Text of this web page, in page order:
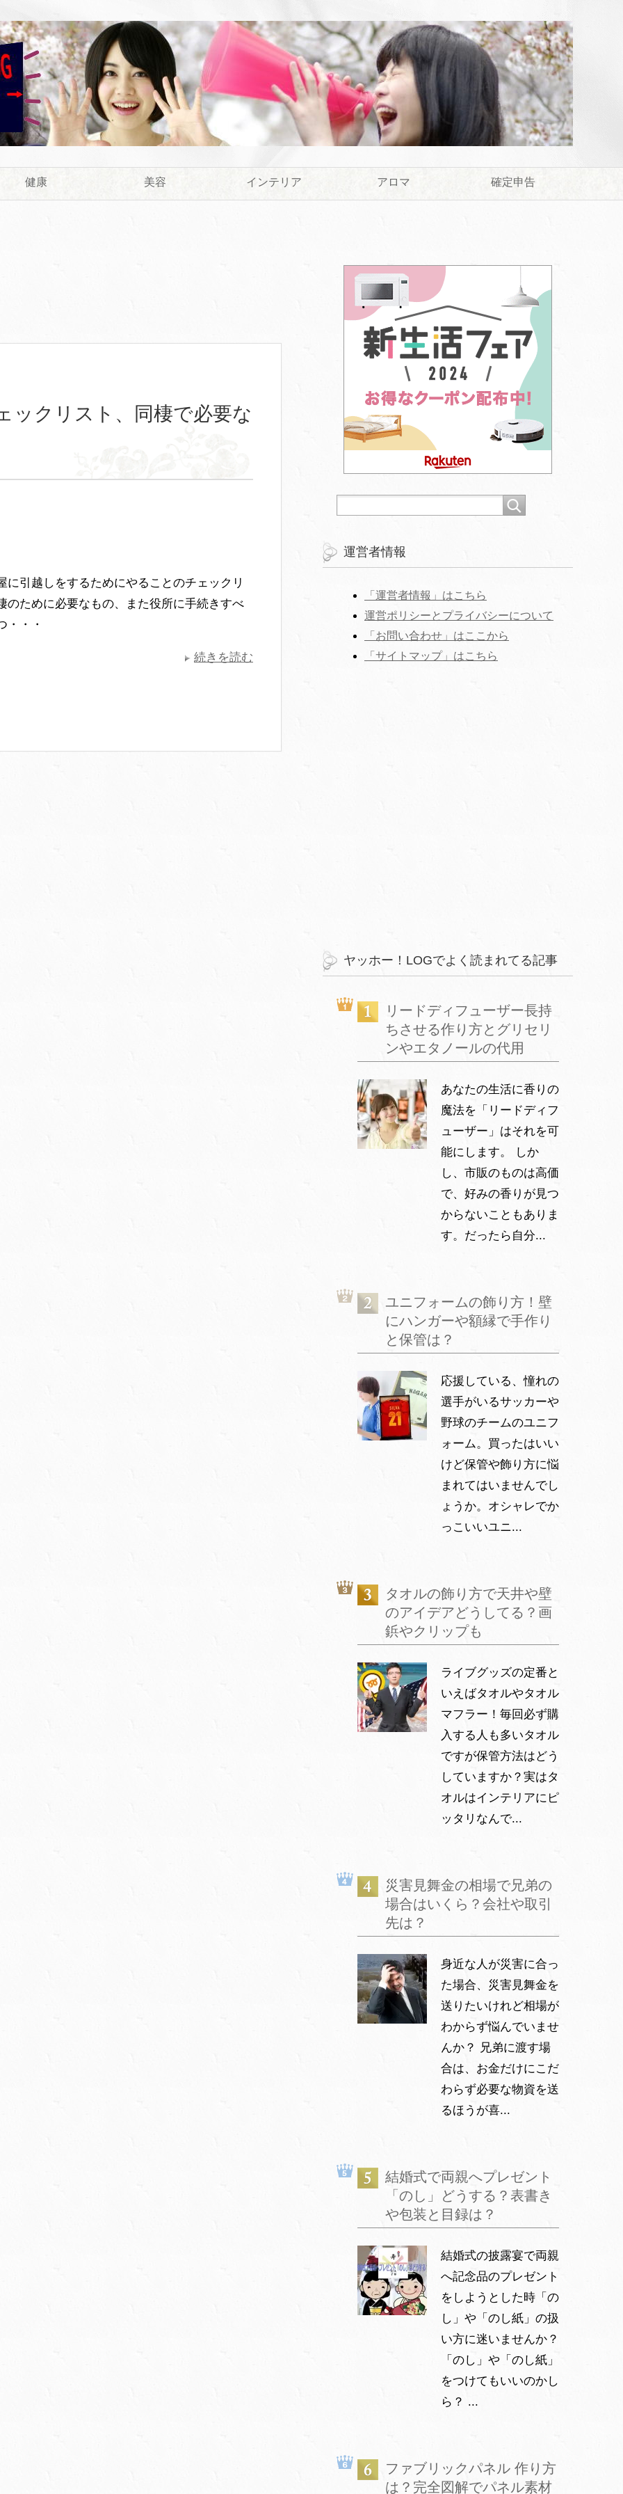
健康 美容 インテリア アロマ 確定申告
ックリスト、同棲で必要な
に引越しをするためにやることのチェックリ
のために必要なもの、また役所に手続きすべ
・・・
続きを読む
運営者情報
「運営者情報」はこちら
運営ポリシーとプライバシーについて
「お問い合わせ」はここから
‎「サイトマップ」はこちら
ヤッホー！LOGでよく読まれてる記事
リードディフューザー長持
ちさせる作り方とグリセリ
ンやエタノールの代用
あなたの生活に香りの
魔法を「リードディフ
ューザー」はそれを可
能にします。 しか
し、市販のものは高価
で、好みの香りが見つ
からないこともありま
す。だったら自分...
ユニフォームの飾り方！壁
にハンガーや額縁で手作り
と保管は？
応援している、憧れの
選手がいるサッカーや
野球のチームのユニフ
ォーム。買ったはいい
けど保管や飾り方に悩
まれてはいませんでし
ょうか。オシャレでか
っこいいユニ...
タオルの飾り方で天井や壁
のアイデアどうしてる？画
鋲やクリップも
ライブグッズの定番と
いえばタオルやタオル
マフラー！毎回必ず購
入する人も多いタオル
ですが保管方法はどう
していますか？実はタ
オルはインテリアにピ
ッタリなんで...
災害見舞金の相場で兄弟の
場合はいくら？会社や取引
先は？
身近な人が災害に合っ
た場合、災害見舞金を
送りたいけれど相場が
わからず悩んでいませ
んか？ 兄弟に渡す場
合は、お金だけにこだ
わらず必要な物資を送
るほうが喜...
結婚式で両親へプレゼント
「のし」どうする？表書き
や包装と目録は？
結婚式の披露宴で両親
へ記念品のプレゼント
をしようとした時「の
し」や「のし紙」の扱
い方に迷いませんか？
「のし」や「のし紙」
をつけてもいいのかし
ら？ ...
ファブリックパネル 作り方
は？完全図解でパネル素材